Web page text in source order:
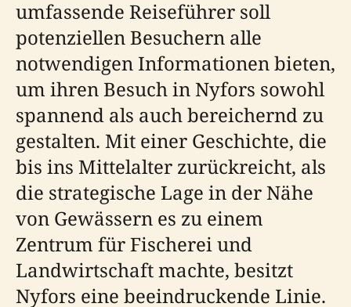
umfassende Reiseführer soll
potenziellen Besuchern alle
notwendigen Informationen bieten,
um ihren Besuch in Nyfors sowohl
spannend als auch bereichernd zu
gestalten. Mit einer Geschichte, die
bis ins Mittelalter zurückreicht, als
die strategische Lage in der Nähe
von Gewässern es zu einem
Zentrum für Fischerei und
Landwirtschaft machte, besitzt
Nyfors eine beeindruckende Linie.